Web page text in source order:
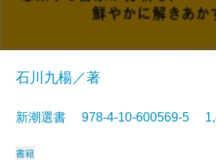
石川九楊／著
新潮選書 978-4-10-600569-5
書籍